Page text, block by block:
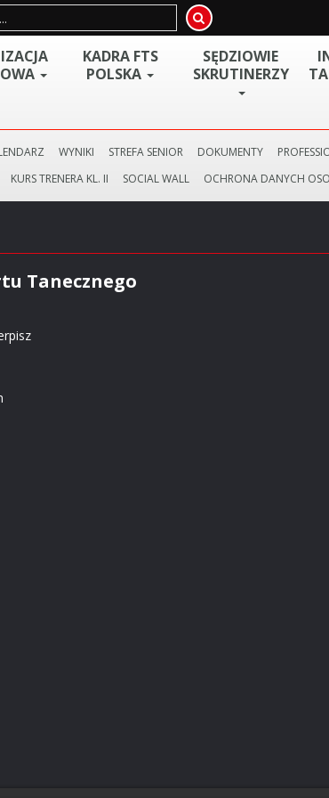
KADRA FTS
POLSKA
SĘDZIOWIE
SKRUTINERZY
WYNIKI STREFA SENIOR DOKUMENTY
KURS TRENERA KL. II SOCIAL WALL OCHRONA DANYCH
Tanecznego